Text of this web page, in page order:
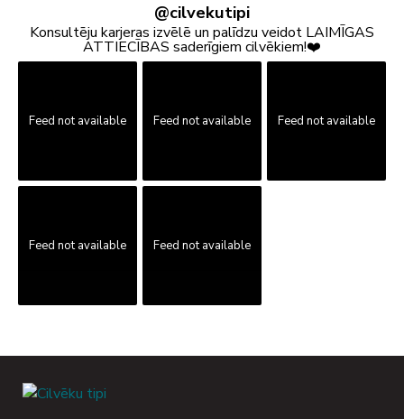
@cilvekutipi
Konsultēju karjeras izvēlē un palīdzu veidot LAIMĪGAS
ATTIECĪBAS saderīgiem cilvēkiem!❤️
Feed not available Feed not available Feed not available
Feed not available Feed not available